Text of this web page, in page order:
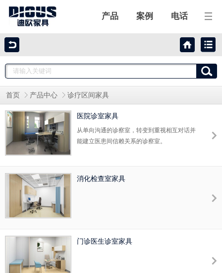
产品 案例 电话
迪欧产品
工程案例
合作伙伴
联系我们
首页 产品中心 诊疗区间家具
医院诊室家具
从单向沟通的诊察室，转变到重视相互对话并
能建立医患间信赖关系的诊察室。
消化检查室家具
门诊医生诊室家具